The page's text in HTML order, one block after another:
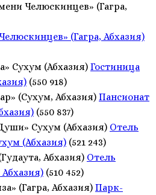
(Гагра, Абхазия)
Гостиница
(550 918)
Пансионат
(550 837)
Отель
(Абхазия) (521 243)
Отель
(510 452)
Парк-